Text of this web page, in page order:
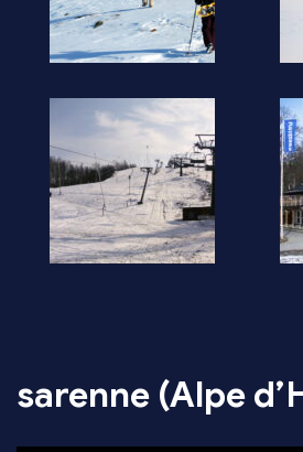
sarenne (Alpe